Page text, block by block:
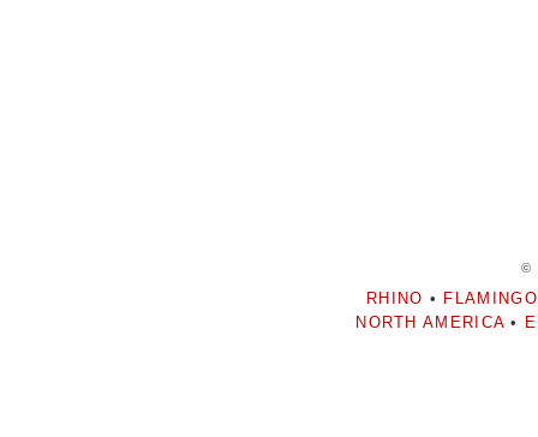
©
RHINO • FLAMINGO
NORTH AMERICA •